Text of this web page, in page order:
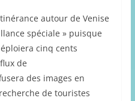
autour de Venise
spéciale » puisque
cinq cents
de
des images en
de touristes